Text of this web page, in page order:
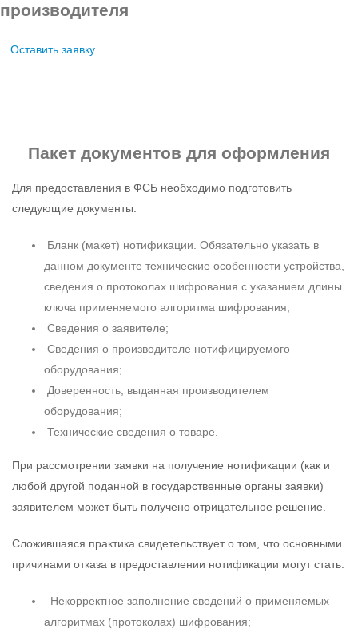
производителя
Оставить заявку
Пакет документов для оформления
Для предоставления в ФСБ необходимо подготовить
следующие документы:
Бланк (макет) нотификации. Обязательно указать в
данном документе технические особенности устройства,
сведения о протоколах шифрования с указанием длины
ключа применяемого алгоритма шифрования;
Сведения о заявителе;
Сведения о производителе нотифицируемого
оборудования;
Доверенность, выданная производителем
оборудования;
Технические сведения о товаре.
При рассмотрении заявки на получение нотификации (как и
любой другой поданной в государственные органы заявки)
заявителем может быть получено отрицательное решение.
Сложившаяся практика свидетельствует о том, что основными
причинами отказа в предоставлении нотификации могут стать:
Некорректное заполнение сведений о применяемых
алгоритмах (протоколах) шифрования;